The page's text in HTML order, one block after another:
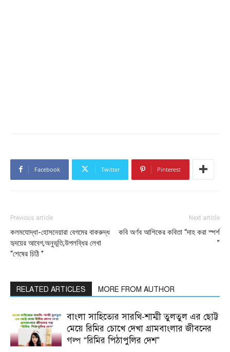
Facebook Twitter Pinterest
Previous article
কলমযোদ্ধা-হোসনেয়ারা বেগমের বাকরুদ্ধ
হৃদয়ের আবেগ,অনুভূতি,উপলব্ধির লেখা
“শেষের চিঠি ‘’
Next article
কবি অর্ণব আশিকের কবিতা “দাহ করা স্পর্শ
”
RELATED ARTICLES MORE FROM AUTHOR
বাংলা সাহিত্যের সারথি-শাম্মী তুলতুল এর ছোট্ট
মেয়ে রিমির চোখে দেখা গ্রামবাংলার জীবনের
গল্প “রিমির পিঠাপুলির দেশ”